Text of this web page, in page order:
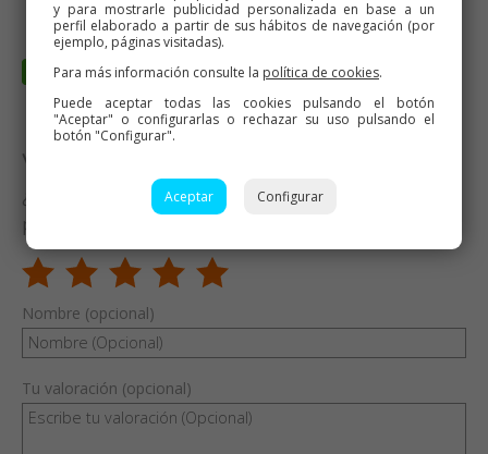
Valora esta receta
¿Te ha gustado esta receta? Valórala y dime qué
piensas
Nombre (opcional)
Tu valoración (opcional)
y para mostrarle publicidad personalizada en base a un
perfil elaborado a partir de sus hábitos de navegación (por
ejemplo, páginas visitadas).
Para más información consulte la política de cookies.
Puede aceptar todas las cookies pulsando el botón
"Aceptar" o configurarlas o rechazar su uso pulsando el
botón "Configurar".
Aceptar Configurar